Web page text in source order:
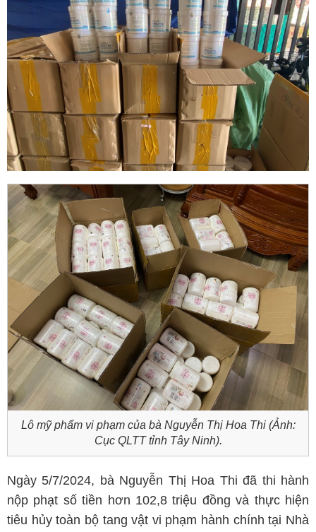
Lô mỹ phẩm vi phạm của bà Nguyễn Thị Hoa Thi (Ảnh:
Cục QLTT tỉnh Tây Ninh).
Ngày 5/7/2024, bà Nguyễn Thị Hoa Thi đã thi hành
nộp phạt số tiền hơn 102,8 triệu đồng và thực hiện
tiêu hủy toàn bộ tang vật vi phạm hành chính tại Nhà